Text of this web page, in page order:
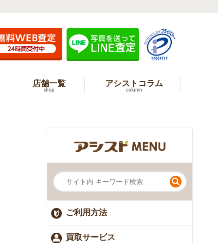
店舗一覧
shop
アシストコラム
column
ご利用方法
買取サービス